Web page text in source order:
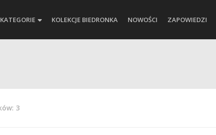
KATEGORIE KOLEKCJE BIEDRONKA NOWOŚCI ZAPOWIEDZI
3Posortowane